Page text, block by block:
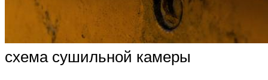
схема сушильной камеры